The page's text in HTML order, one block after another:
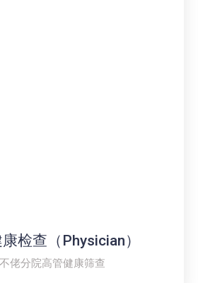
检查（Physician）
佬分院高管健康筛查